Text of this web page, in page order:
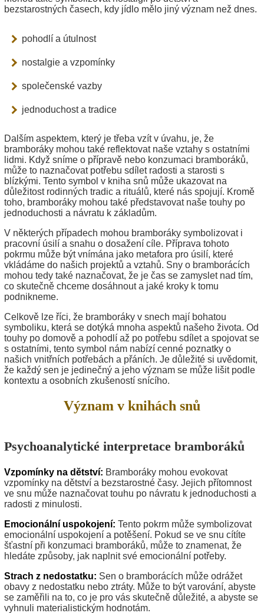
bezstarostných časech, kdy jídlo mělo jiný význam než dnes.
pohodlí a útulnost
nostalgie a vzpomínky
společenské vazby
jednoduchost a tradice
Dalším aspektem, který je třeba vzít v úvahu, je, že
bramboráky mohou také reflektovat naše vztahy s ostatními
lidmi. Když sníme o přípravě nebo konzumaci bramboráků,
může to naznačovat potřebu sdílet radosti a starosti s
blízkými. Tento symbol v kniha snů může ukazovat na
důležitost rodinných tradic a rituálů, které nás spojují. Kromě
toho, bramboráky mohou také představovat naše touhy po
jednoduchosti a návratu k základům.
V některých případech mohou bramboráky symbolizovat i
pracovní úsilí a snahu o dosažení cíle. Příprava tohoto
pokrmu může být vnímána jako metafora pro úsilí, které
vkládáme do našich projektů a vztahů. Sny o bramborácích
mohou tedy také naznačovat, že je čas se zamyslet nad tím,
co skutečně chceme dosáhnout a jaké kroky k tomu
podnikneme.
Celkově lze říci, že bramboráky v snech mají bohatou
symboliku, která se dotýká mnoha aspektů našeho života. Od
touhy po domově a pohodlí až po potřebu sdílet a spojovat se
s ostatními, tento symbol nám nabízí cenné poznatky o
našich vnitřních potřebách a přáních. Je důležité si uvědomit,
že každý sen je jedinečný a jeho význam se může lišit podle
kontextu a osobních zkušeností snícího.
Význam v knihách snů
Psychoanalytické interpretace bramboráků
Vzpomínky na dětství: Bramboráky mohou evokovat
vzpomínky na dětství a bezstarostné časy. Jejich přítomnost
ve snu může naznačovat touhu po návratu k jednoduchosti a
radosti z minulosti.
Emocionální uspokojení: Tento pokrm může symbolizovat
emocionální uspokojení a potěšení. Pokud se ve snu cítíte
šťastní při konzumaci bramboráků, může to znamenat, že
hledáte způsoby, jak naplnit své emocionální potřeby.
Strach z nedostatku: Sen o bramborácích může odrážet
obavy z nedostatku nebo ztráty. Může to být varování, abyste
se zaměřili na to, co je pro vás skutečně důležité, a abyste se
vyhnuli materialistickým hodnotám.